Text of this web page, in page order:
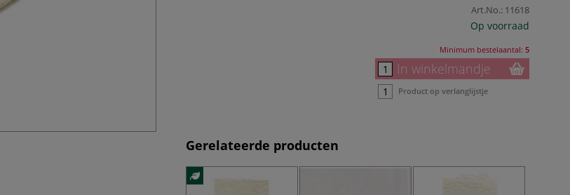
Art.No.: 11618
Op voorraad
Minimum bestelaantal: 5
In winkelmandje
Product op verlanglijstje
Gerelateerde producten